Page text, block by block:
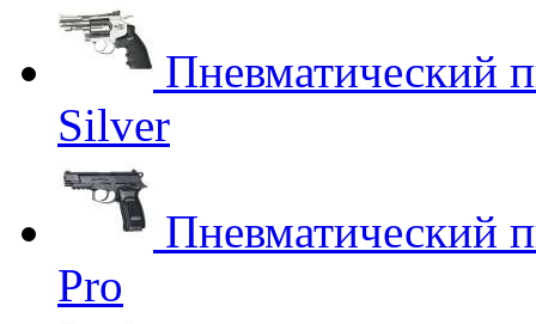
Пневматический
Silver
Пневматический
Pro